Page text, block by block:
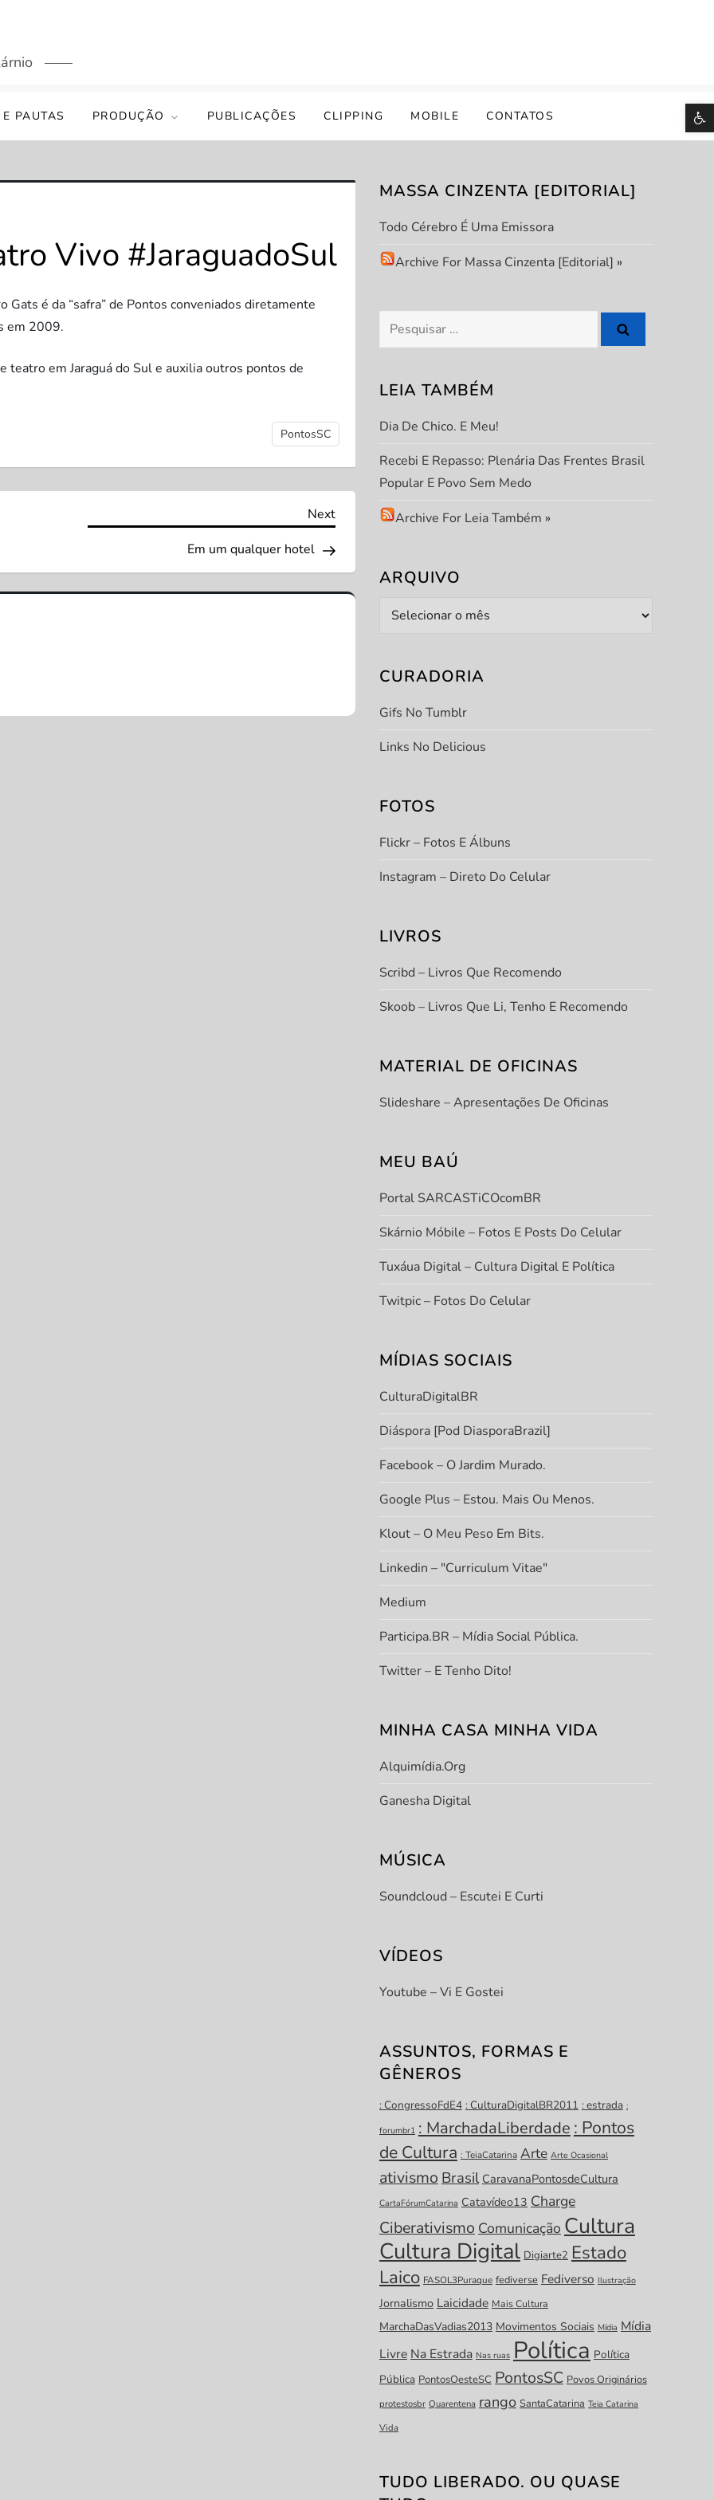
PAUTAS PRODUÇÃO PUBLICAÇÕES CLIPPING MOBILE CONTATOS
Vivo #JaraguadoSul
é da “safra” de Pontos conveniados diretamente
em 2009.
teatro em Jaraguá do Sul e auxilia outros pontos de
PontosSC
Next
Next
Em um qualquer hotel
MASSA CINZENTA [EDITORIAL]
Todo Cérebro É Uma Emissora
Archive For Massa Cinzenta [Editorial] »
Pesquisar
por:
LEIA TAMBÉM
Dia De Chico. E Meu!
Recebi E Repasso: Plenária Das Frentes Brasil
Popular E Povo Sem Medo
Archive For Leia Também »
ARQUIVO
Arquivo
CURADORIA
Gifs No Tumblr
Links No Delicious
FOTOS
Flickr – Fotos E Álbuns
Instagram – Direto Do Celular
LIVROS
Scribd – Livros Que Recomendo
Skoob – Livros Que Li, Tenho E Recomendo
MATERIAL DE OFICINAS
Slideshare – Apresentações De Oficinas
MEU BAÚ
Portal SARCASTiCOcomBR
Skárnio Móbile – Fotos E Posts Do Celular
Tuxáua Digital – Cultura Digital E Política
Twitpic – Fotos Do Celular
MÍDIAS SOCIAIS
CulturaDigitalBR
Diáspora [Pod DiasporaBrazil]
Facebook – O Jardim Murado.
Google Plus – Estou. Mais Ou Menos.
Klout – O Meu Peso Em Bits.
Linkedin – "Curriculum Vitae"
Medium
Participa.BR – Mídia Social Pública.
Twitter – E Tenho Dito!
MINHA CASA MINHA VIDA
Alquimídia.org
Ganesha Digital
MÚSICA
Soundcloud – Escutei E Curti
VÍDEOS
Youtube – Vi E Gostei
ASSUNTOS, FORMAS E
GÊNEROS
: CongressoFdE4 : CulturaDigitalBR2011 : estrada :
forumbr1 : MarchadaLiberdade : Pontos
de Cultura : TeiaCatarina Arte Arte Ocasional
ativismo Brasil CaravanaPontosdeCultura
CartaFórumCatarina Catavídeo13 Charge
Ciberativismo Comunicação Cultura
Cultura Digital Digiarte2 Estado
Laico FASOL3Puraque fediverse Fediverso Ilustração
Jornalismo Laicidade Mais Cultura
MarchaDasVadias2013 Movimentos Sociais Mídia Mídia
Livre Na Estrada Nas ruas Política Política
Pública PontosOesteSC PontosSC Povos Originários
protestosbr Quarentena rango SantaCatarina Teia Catarina
Vida
TUDO LIBERADO. OU QUASE